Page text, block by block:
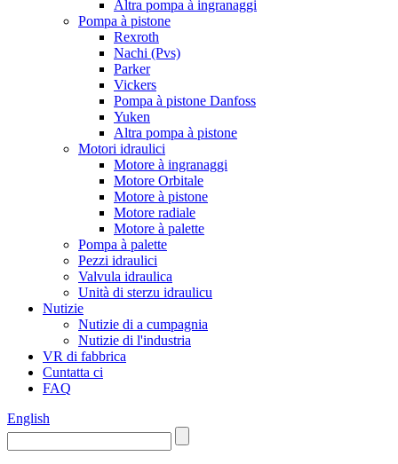
Altra pompa à ingranaggi
Pompa à pistone
Rexroth
Nachi (Pvs)
Parker
Vickers
Pompa à pistone Danfoss
Yuken
Altra pompa à pistone
Motori idraulici
Motore à ingranaggi
Motore Orbitale
Motore à pistone
Motore radiale
Motore à palette
Pompa à palette
Pezzi idraulici
Valvula idraulica
Unità di sterzu idraulicu
Nutizie
Nutizie di a cumpagnia
Nutizie di l'industria
VR di fabbrica
Cuntatta ci
FAQ
English